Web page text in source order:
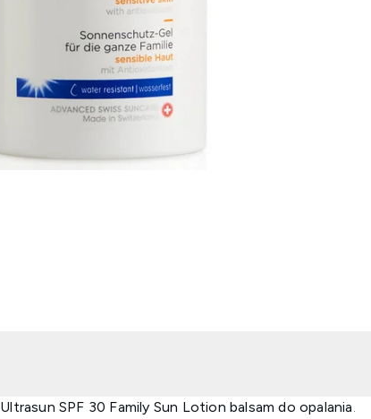
Ultrasun SPF 30 Family Sun Lotion balsam do opalania.